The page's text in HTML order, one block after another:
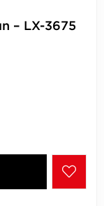
– LX-3675